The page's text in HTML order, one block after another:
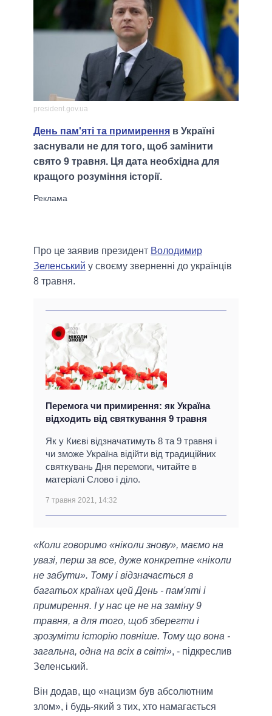
president.gov.ua
День пам'яті та примирення в Україні
заснували не для того, щоб замінити
свято 9 травня. Ця дата необхідна для
кращого розуміння історії.
Про це заявив президент Володимир
Зеленський у своєму зверненні до українців
8 травня.
Перемога чи примирення: як Україна
відходить від святкування 9 травня
Як у Києві відзначатимуть 8 та 9 травня і
чи зможе Україна відійти від традиційних
святкувань Дня перемоги, читайте в
матеріалі Слово і діло.
7 травня 2021, 14:32
«Коли говоримо «ніколи знову», маємо на
увазі, перш за все, дуже конкретне «ніколи
не забути». Тому і відзначається в
багатьох країнах цей День - пам'яті і
примирення. І у нас це не на заміну 9
травня, а для того, щоб зберегти і
зрозуміти історію повніше. Тому що вона -
загальна, одна на всіх в світі», - підкреслив
Зеленський.
Він додав, що «нацизм був абсолютним
злом», і будь-який з тих, хто намагається